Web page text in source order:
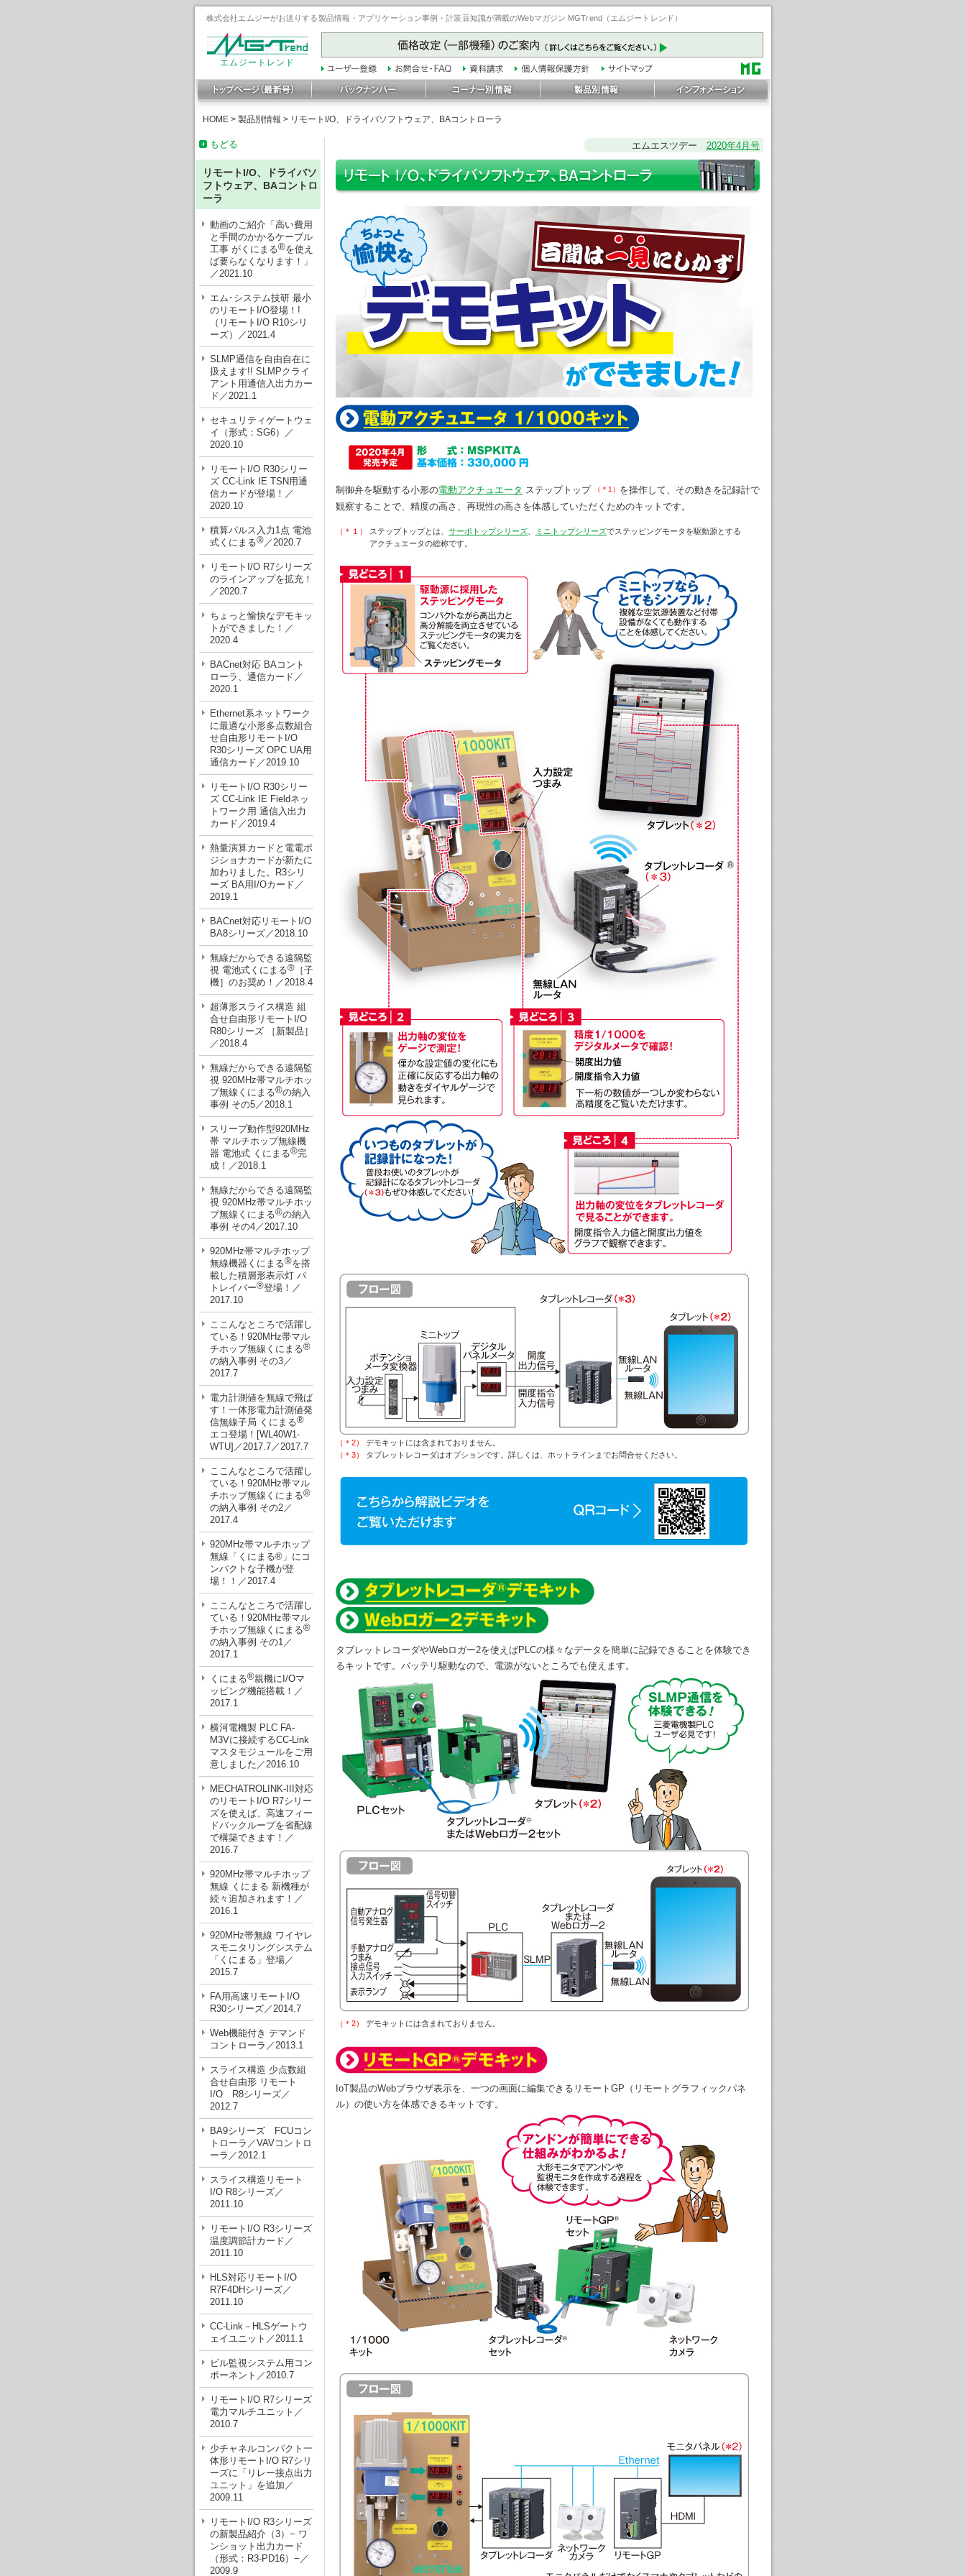
株式会社エムジーがお送りする製品情報・アプリケーション事例・計装豆知識が満載のWebマガジン MGTrend（エムジートレンド）
エムジートレンド
HOME > 製品別情報 > リモートI/O、ドライバソフトウェア、BAコントローラ
もどる
リモートI/O、ドライバソ
フトウェア、BAコントロ
ーラ
動画のご紹介「高い費用
と手間のかかるケーブル
工事 がくにまる®を使え
ば要らなくなります！」
／2021.10
エム･システム技研 最小
のリモートI/O登場！!
（リモートI/O R10シリ
ーズ）／2021.4
SLMP通信を自由自在に
扱えます!! SLMPクライ
アント用通信入出力カー
ド／2021.1
セキュリティゲートウェ
イ（形式：SG6）／
2020.10
リモートI/O R30シリー
ズ CC-Link IE TSN用通
信カードが登場！／
2020.10
積算パルス入力1点 電池
式くにまる®／2020.7
リモートI/O R7シリーズ
のラインアップを拡充！
／2020.7
ちょっと愉快なデモキッ
トができました！／
2020.4
BACnet対応 BAコント
ローラ、通信カード／
2020.1
Ethernet系ネットワーク
に最適な小形多点数組合
せ自由形リモートI/O
R30シリーズ OPC UA用
通信カード／2019.10
リモートI/O R30シリー
ズ CC-Link IE Fieldネッ
トワーク用 通信入出力
カード／2019.4
熱量演算カードと電電ポ
ジショナカードが新たに
加わりました。R3シリ
ーズ BA用I/Oカード／
2019.1
BACnet対応リモートI/O
BA8シリーズ／2018.10
無線だからできる遠隔監
視 電池式くにまる® ［子
機］のお奨め！／2018.4
超薄形スライス構造 組
合せ自由形リモートI/O
R80シリーズ ［新製品］
／2018.4
無線だからできる遠隔監
視 920MHz帯マルチホッ
プ無線くにまる®の納入
事例 その5／2018.1
スリープ動作型920MHz
帯 マルチホップ無線機
器 電池式 くにまる®完
成！／2018.1
無線だからできる遠隔監
視 920MHz帯マルチホッ
プ無線くにまる®の納入
事例 その4／2017.10
920MHz帯マルチホップ
無線機器くにまる®を搭
載した積層形表示灯 パ
トレイバー®登場！／
2017.10
ここんなところで活躍し
ている！920MHz帯マル
チホップ無線くにまる®
の納入事例 その3／
2017.7
電力計測値を無線で飛ば
す！一体形電力計測値発
信無線子局 くにまる®
エコ登場！[WL40W1-
WTU]／2017.7／2017.7
ここんなところで活躍し
ている！920MHz帯マル
チホップ無線くにまる®
の納入事例 その2／
2017.4
920MHz帯マルチホップ
無線「くにまる®」にコ
ンパクトな子機が登
場！！／2017.4
ここんなところで活躍し
ている！920MHz帯マル
チホップ無線くにまる®
の納入事例 その1／
2017.1
くにまる®親機にI/Oマ
ッピング機能搭載！／
2017.1
横河電機製 PLC FA-
M3Vに接続するCC-Link
マスタモジュールをご用
意しました／2016.10
MECHATROLINK-III対応
のリモートI/O R7シリー
ズを使えば、高速フィー
ドバックループを省配線
で構築できます！／
2016.7
920MHz帯マルチホップ
無線 くにまる 新機種が
続々追加されます！／
2016.1
920MHz帯無線 ワイヤレ
スモニタリングシステム
「くにまる」登場／
2015.7
FA用高速リモートI/O
R30シリーズ／2014.7
Web機能付き デマンド
コントローラ／2013.1
スライス構造 少点数組
合せ自由形 リモート
I/O R8シリーズ／
2012.7
BA9シリーズ FCUコン
トローラ／VAVコントロ
ーラ／2012.1
スライス構造リモート
I/O R8シリーズ／
2011.10
リモートI/O R3シリーズ
温度調節計カード／
2011.10
HLS対応リモートI/O
R7F4DHシリーズ／
2011.10
CC-Link－HLSゲートウ
ェイユニット／2011.1
ビル監視システム用コン
ポーネント／2010.7
リモートI/O R7シリーズ
電力マルチユニット／
2010.7
少チャネルコンパクト一
体形リモートI/O R7シリ
ーズに「リレー接点出力
ユニット」を追加／
2009.11
リモートI/O R3シリーズ
の新製品紹介（3）− ワ
ンショット出力カード
（形式：R3-PD16）−／
2009.9
エムエスツデー 2020年4月号
制御弁を駆動する小形の電動アクチュエータ ステップトップ （＊1） を操作して、その動きを記録計で
観察することで、精度の高さ、再現性の高さを体感していただくためのキットです。
（＊１） ステップトップとは、 サーボトップシリーズ ミニトップシリーズでステッピングモータを駆動源とする
アクチュエータの総称です。
（＊2）
デモキットには含まれておりません。
（＊3）
タブレットレコーダはオプションです。詳しくは、ホットラインまでお問合せください。
タブレットレコーダやWebロガー2を使えばPLCの様々なデータを簡単に記録できることを体験でき
るキットです。バッテリ駆動なので、電源がないところでも使えます。
（＊2） デモキットには含まれておりません。
IoT製品のWebブラウザ表示を、一つの画面に編集できるリモートGP（リモートグラフィックパネ
ル）の使い方を体感できるキットです。